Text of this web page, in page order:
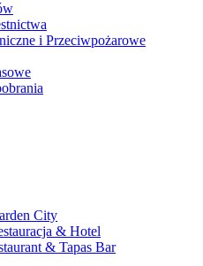
i Przeciwpożarowe
City
& Hotel
& Tapas Bar